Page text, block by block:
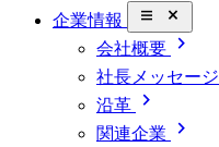
企業情報 close_small
会社概要 chevron_right
社長メッセージ
沿革 chevron_right
関連企業 chevron_right